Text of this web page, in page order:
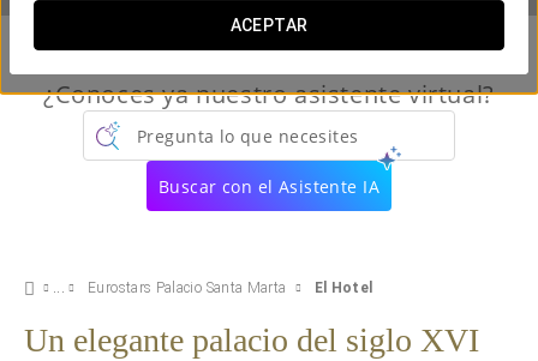
ACEPTAR
¿Conoces ya nuestro asistente virtual?
Pregunta lo que necesites
Buscar con el Asistente IA
Eurostars Palacio Santa Marta El Hotel
Un elegante palacio del siglo XVI